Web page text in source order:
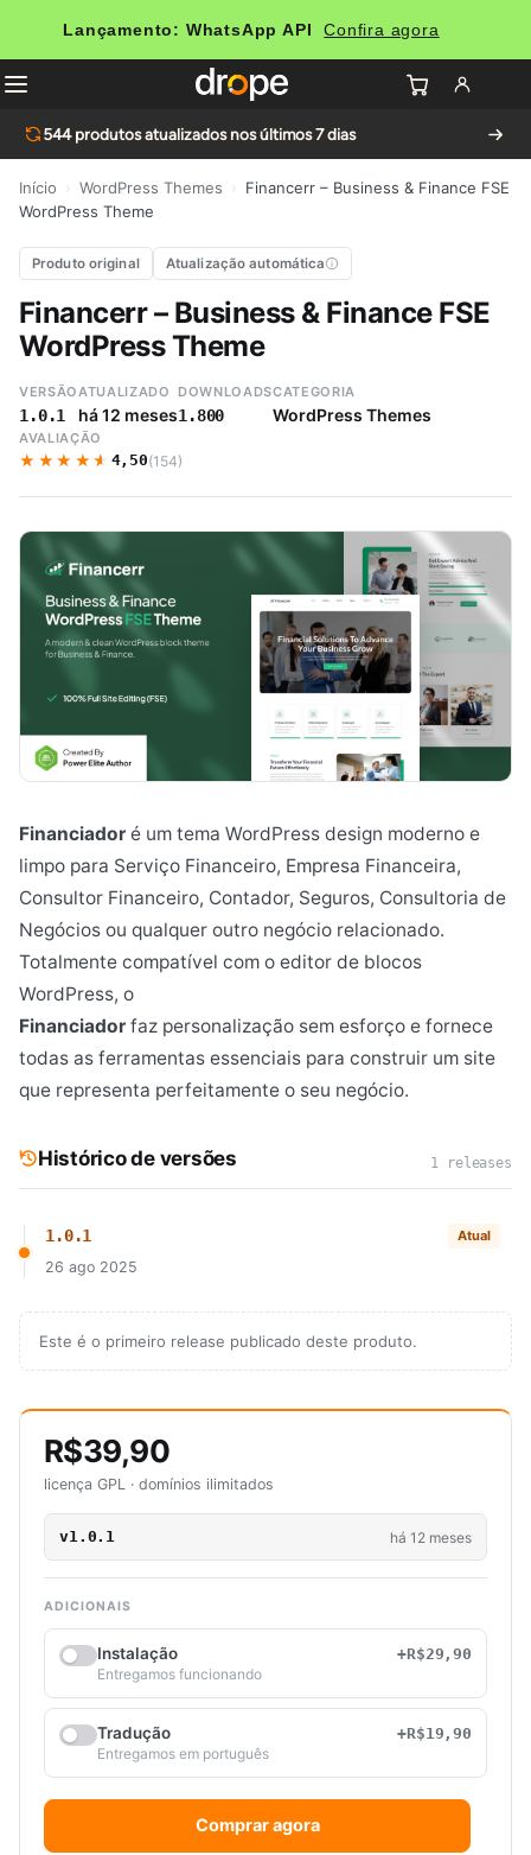
Lançamento: WhatsApp API Confira agora
544produtos atualizados nos últimos 7 dias
Início WordPress Themes
Financerr – Business & Finance FSE
WordPress Theme
Produto original Atualização automática
Financerr – Business & Finance FSE
WordPress Theme
VERSÃO
1.0.1
ATUALIZADO
há 12 meses
DOWNLOADS
1.800
CATEGORIA
WordPress Themes
AVALIAÇÃO
★★★★★
★★★★★ 4,50(154)
Financiador é um tema WordPress design moderno e
limpo para Serviço Financeiro, Empresa Financeira,
Consultor Financeiro, Contador, Seguros, Consultoria de
Negócios ou qualquer outro negócio relacionado.
Totalmente compatível com o editor de blocos
WordPress, o
Financiador faz personalização sem esforço e fornece
todas as ferramentas essenciais para construir um site
que representa perfeitamente o seu negócio.
Histórico de versões 1 releases
1.0.1 Atual
26 ago 2025
Este é o primeiro release publicado deste produto.
R$39,90
licença GPL · domínios ilimitados
v1.0.1 há 12 meses
ADICIONAIS
Instalação
+R$29,90
Entregamos funcionando
Tradução
+R$19,90
Entregamos em português
Comprar agora